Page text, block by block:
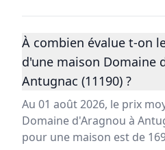
À combien évalue t-on
d'une maison Domaine
Antugnac (11190) ?
Au 01 août 2026, le prix
Domaine d'Aragnou à
pour une maison est de